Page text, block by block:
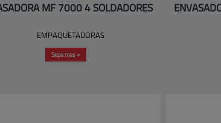
MF 7000 4 SOLDADORES
EMPAQUETADORAS
Sepa mas +